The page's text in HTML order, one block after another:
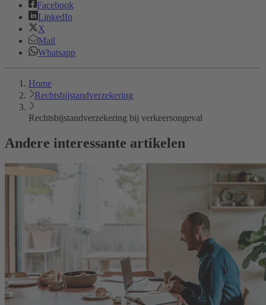
Facebook
LinkedIn
X
Mail
Whatsapp
Home
Rechtsbijstandverzekering
Rechtsbijstand­verzekering bij verkeersongeval
Andere interessante artikelen